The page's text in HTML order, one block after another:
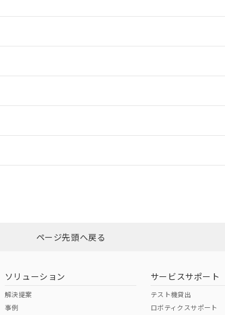
はこちらページ先頭へ戻る
ソリューション
解決提案
事例
サービスサポート
テスト機貸出
ロボティクスサポート